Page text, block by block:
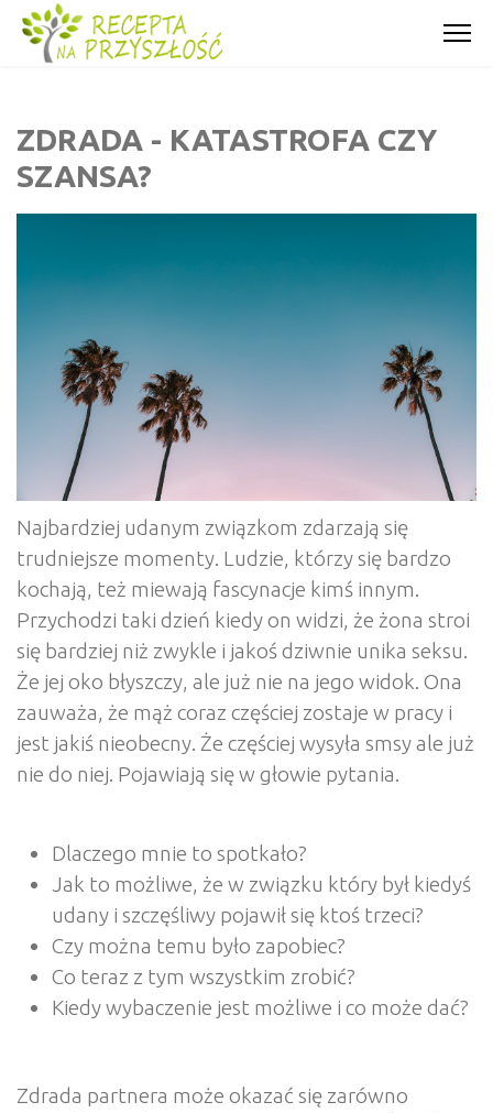
ZDRADA - KATASTROFA CZY
SZANSA?
Najbardziej udanym związkom zdarzają się
trudniejsze momenty. Ludzie, którzy się bardzo
kochają, też miewają fascynacje kimś innym.
Przychodzi taki dzień kiedy on widzi, że żona stroi
się bardziej niż zwykle i jakoś dziwnie unika seksu.
Że jej oko błyszczy, ale już nie na jego widok. Ona
zauważa, że mąż coraz częściej zostaje w pracy i
jest jakiś nieobecny. Że częściej wysyła smsy ale już
nie do niej. Pojawiają się w głowie pytania.
Dlaczego mnie to spotkało?
Jak to możliwe, że w związku który był kiedyś
udany i szczęśliwy pojawił się ktoś trzeci?
Czy można temu było zapobiec?
Co teraz z tym wszystkim zrobić?
Kiedy wybaczenie jest możliwe i co może dać?
Zdrada partnera może okazać się zarówno